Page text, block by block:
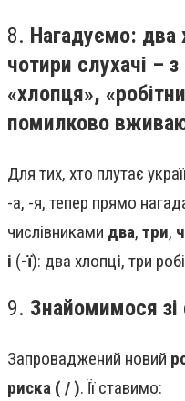
8. Нагадуємо: два
чотири слухачі –
«хлопця»,
помилково
Для тих, хто плутає
-а, -я, тепер прямо
числівниками два, три,
і (-ї): два хлопці, три
9. Знайомимося
Запроваджений новий
риска ( / ). Її ставимо: